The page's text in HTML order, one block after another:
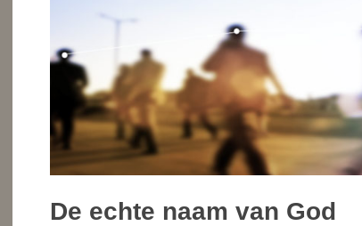
De echte naam van God